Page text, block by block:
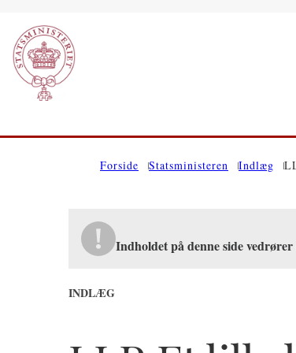
Forside Statsministeren Indlæg
Indholdet på denne side
INDLÆG